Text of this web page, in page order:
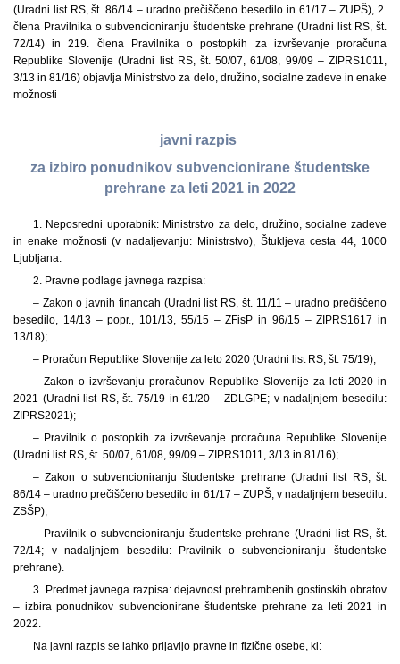
(Uradni list RS, št. 86/14 – uradno prečiščeno besedilo in 61/17 – ZUPŠ), 2.
člena Pravilnika o subvencioniranju študentske prehrane (Uradni list RS, št.
72/14) in 219. člena Pravilnika o postopkih za izvrševanje proračuna
Republike Slovenije (Uradni list RS, št. 50/07, 61/08, 99/09 – ZIPRS1011,
3/13 in 81/16) objavlja Ministrstvo za delo, družino, socialne zadeve in enake
možnosti
javni razpis
za izbiro ponudnikov subvencionirane študentske
prehrane za leti 2021 in 2022
1. Neposredni uporabnik: Ministrstvo za delo, družino, socialne zadeve
in enake možnosti (v nadaljevanju: Ministrstvo), Štukljeva cesta 44, 1000
Ljubljana.
2. Pravne podlage javnega razpisa:
– Zakon o javnih financah (Uradni list RS, št. 11/11 – uradno prečiščeno
besedilo, 14/13 – popr., 101/13, 55/15 – ZFisP in 96/15 – ZIPRS1617 in
13/18);
– Proračun Republike Slovenije za leto 2020 (Uradni list RS, št. 75/19);
– Zakon o izvrševanju proračunov Republike Slovenije za leti 2020 in
2021 (Uradni list RS, št. 75/19 in 61/20 – ZDLGPE; v nadaljnjem besedilu:
ZIPRS2021);
– Pravilnik o postopkih za izvrševanje proračuna Republike Slovenije
(Uradni list RS, št. 50/07, 61/08, 99/09 – ZIPRS1011, 3/13 in 81/16);
– Zakon o subvencioniranju študentske prehrane (Uradni list RS, št.
86/14 – uradno prečiščeno besedilo in 61/17 – ZUPŠ; v nadaljnjem besedilu:
ZSŠP);
– Pravilnik o subvencioniranju študentske prehrane (Uradni list RS, št.
72/14; v nadaljnjem besedilu: Pravilnik o subvencioniranju študentske
prehrane).
3. Predmet javnega razpisa: dejavnost prehrambenih gostinskih obratov
– izbira ponudnikov subvencionirane študentske prehrane za leti 2021 in
2022.
Na javni razpis se lahko prijavijo pravne in fizične osebe, ki: